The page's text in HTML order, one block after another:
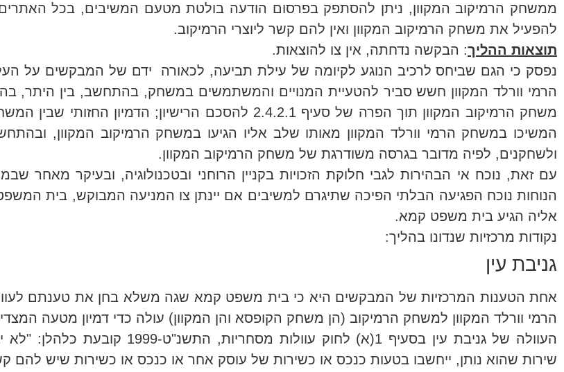
ממשחק הרמיקוב המקוון, ניתן להסתפק בפרסום הודעה בולטת מטעם המשיבים, בכל האתרים
להפעיל את משחק הרמיקוב המקוון ואין להם קשר ליוצרי הרמיקוב.
תוצאות ההליך: הבקשה נדחתה, אין צו להוצאות.
נפסק כי הגם שביחס לרכיב הנוגע לקיומה של עילת תביעה, לכאורה ידם של המבקשים על
הרמי וורלד המקוון חשש סביר להטעיית המנויים והמשתמשים במשחק, בהתחשב, בין
משחק הרמיקוב המקוון תוך הפרה של סעיף 2.4.2.1 להסכם
המשיכו במשחק הרמי וורלד המקוון מאותו שלב אליו הגיעו במשחק הרמיקוב המקוון,
ולשחקנים, לפיה מדובר בגרסה משודרגת של משחק הרמיקוב המקוון.
עם זאת, נוכח אי הבהירות לגבי חלוקת הזכויות בקניין הרוחני ובטכנולוגיה, ובעיקר מאחר
הנוחות נוכח הפגיעה הבלתי הפיכה שתיגרם למשיבים אם יינתן צו המניעה המבוקש, בית
אליה הגיע בית משפט קמא.
נקודות מרכזיות שנדונו בהליך:
גניבת עין
אחת הטענות המרכזיות של המבקשים היא כי בית משפט קמא שגה משלא בחן את טענתם
הרמי וורלד המקוון למשחק הרמיקוב (הן משחק הקופסא והן המקוון) עולה כדי דמיון מטעה
העוולה של גניבת עין בסעיף 1(א) לחוק
שירות שהוא נותן, ייחשבו בטעות כנכס או כשירות של עוסק אחר או כנכס או כשירות שיש להם